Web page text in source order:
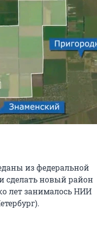
из федеральной
сделать новый район
лет занималось НИИ